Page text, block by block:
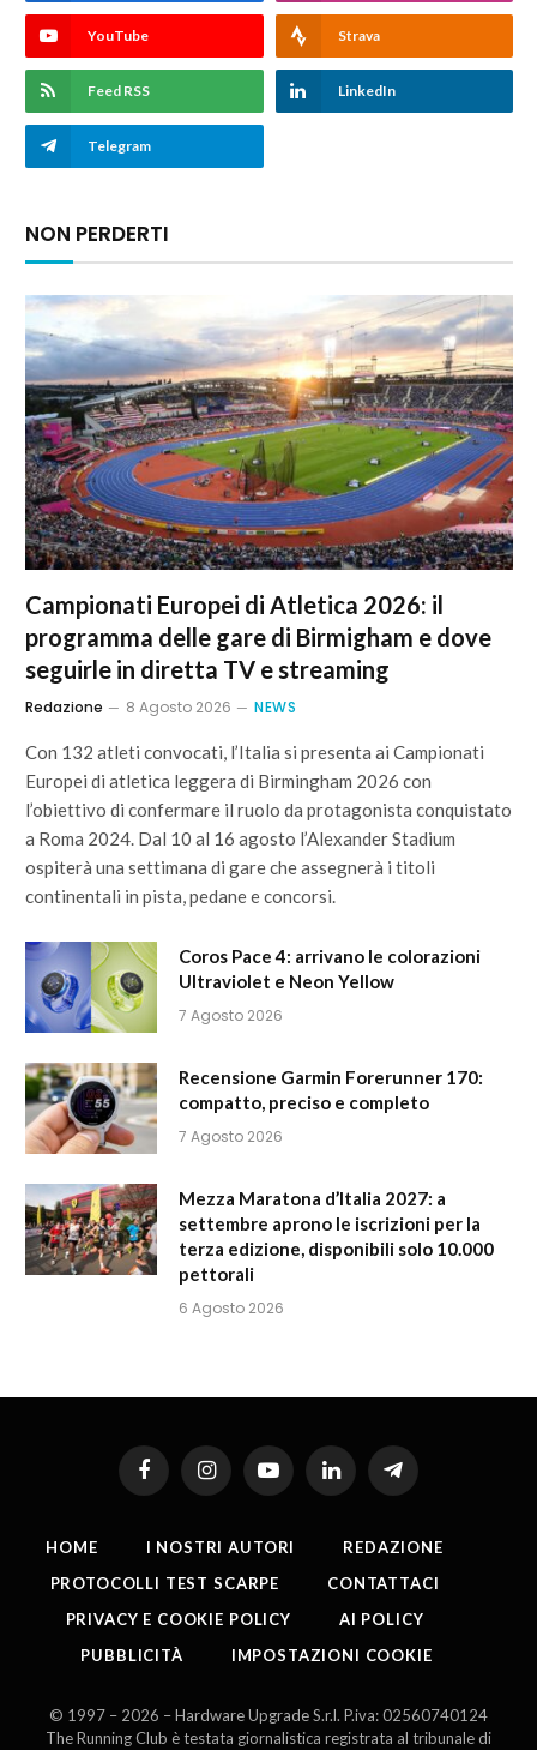
YouTube Strava
Feed RSS LinkedIn
Telegram
NON PERDERTI
Campionati Europei di Atletica 2026: il
programma delle gare di Birmigham e dove
seguirle in diretta TV e streaming
Redazione 8 Agosto 2026 NEWS
Con 132 atleti convocati, l’Italia si presenta ai Campionati
Europei di atletica leggera di Birmingham 2026 con
l’obiettivo di confermare il ruolo da protagonista conquistato
a Roma 2024. Dal 10 al 16 agosto l’Alexander Stadium
ospiterà una settimana di gare che assegnerà i titoli
continentali in pista, pedane e concorsi.
Coros Pace 4: arrivano le colorazioni
Ultraviolet e Neon Yellow
7 Agosto 2026
Recensione Garmin Forerunner 170:
compatto, preciso e completo
7 Agosto 2026
Mezza Maratona d’Italia 2027: a
settembre aprono le iscrizioni per la
terza edizione, disponibili solo 10.000
pettorali
6 Agosto 2026
FacebookInstagramYouTubeLinkedIn Telegram
HOME I NOSTRI AUTORI
REDAZIONE
PROTOCOLLI TEST SCARPE
CONTATTACI
PRIVACY E COOKIE POLICY
AI POLICY
PUBBLICITÀ
IMPOSTAZIONI COOKIE
© 1997 – 2026 – Hardware Upgrade S.r.l. P.iva: 02560740124
The Running Club è testata giornalistica registrata al tribunale di